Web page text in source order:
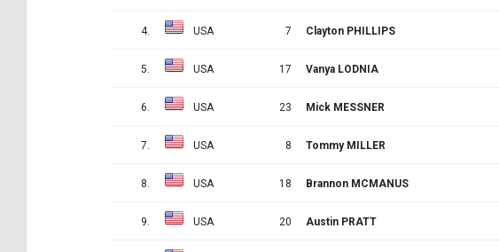
4. USA 7 Clayton PHILLIPS
5. USA 17 Vanya LODNIA
6. USA 23 Mick MESSNER
7. USA 8 Tommy MILLER
8. USA 18 Brannon MCMANUS
9. USA 20 Austin PRATT